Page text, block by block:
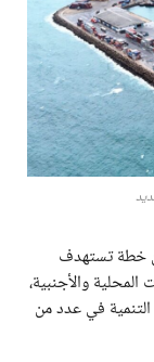
ضمن خطة تستهدف
والأجنبية،
في عدد من